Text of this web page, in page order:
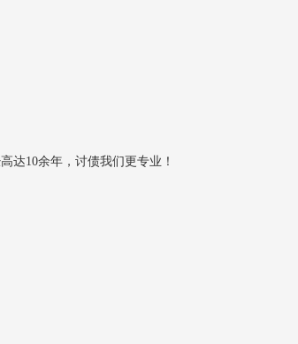
达10余年，讨债我们更专业！